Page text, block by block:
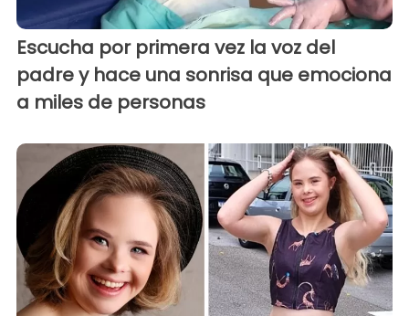
Escucha por primera vez la voz del
padre y hace una sonrisa que emociona
a miles de personas